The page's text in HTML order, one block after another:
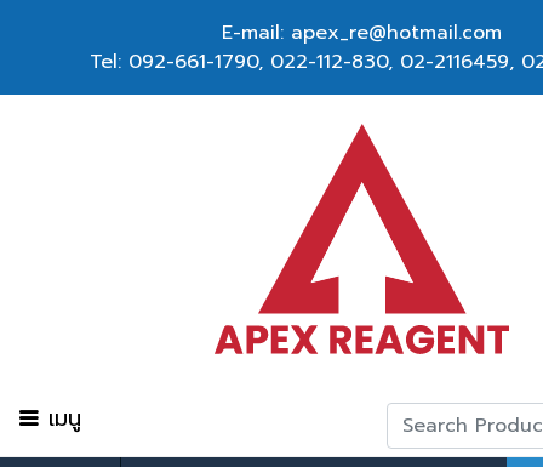
E-mail: apex_re@hotmail.com
Tel: 092-661-1790, 022-112-830, 02-2116459,
เมนู